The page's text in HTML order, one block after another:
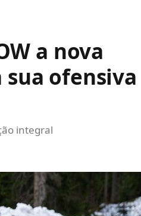
a nova
sua ofensiva
integral